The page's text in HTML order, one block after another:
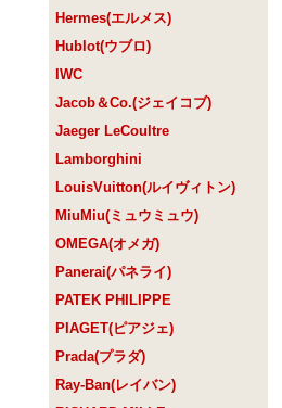
Hermes(エルメス)
Hublot(ウブロ)
IWC
Jacob＆Co.(ジェイコブ)
Jaeger LeCoultre
Lamborghini
LouisVuitton(ルイヴィトン)
MiuMiu(ミュウミュウ)
OMEGA(オメガ)
Panerai(パネライ)
PATEK PHILIPPE
PIAGET(ピアジェ)
Prada(プラダ)
Ray-Ban(レイバン)